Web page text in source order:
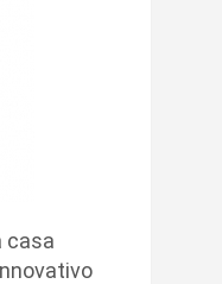
casa